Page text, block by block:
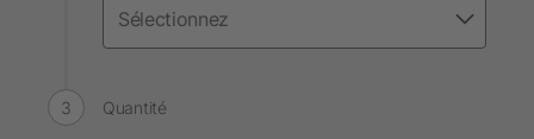
Quantité